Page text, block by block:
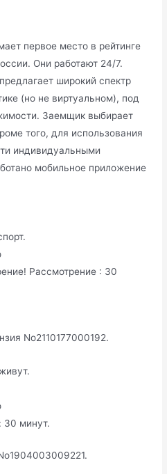
первое место в рейтинге
Они работают 24/7.
широкий спектр
(но не виртуальном), под
Заемщик выбирает
того, для использования
индивидуальными
мобильное приложение
Рассмотрение : 30
No2110177000192.
30 минут.